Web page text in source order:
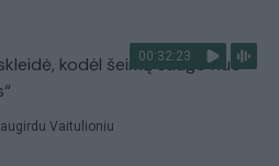
00:32:23
kodėl šeimą saugo nuo
Vaitulioniu